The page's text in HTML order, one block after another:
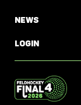
News
Login